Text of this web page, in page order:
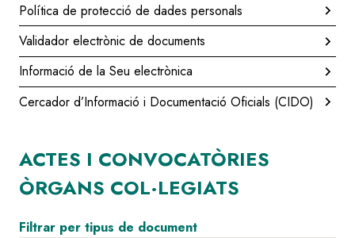
Política de protecció de dades personals
Validador electrònic de documents
Informació de la Seu electrònica
Cercador d’Informació i Documentació Oficials (CIDO)
ACTES I CONVOCATÒRIES
ÒRGANS COL·LEGIATS
Filtrar per tipus de document